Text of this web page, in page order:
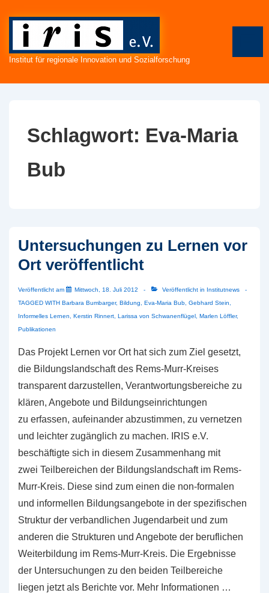
Institut für regionale Innovation und Sozialforschung
Schlagwort: Eva-Maria
Bub
Untersuchungen zu Lernen vor
Ort veröffentlicht
Veröffentlicht am Mittwoch, 18. Juli 2012 Veröffentlicht in Institutnews
TAGGED WITH Barbara Bumbarger, Bildung Eva-Maria Bub Gebhard Stein
Informelles Lernen
Kerstin Rinnert Larissa von Schwanenflügel Marlen Löffler,
Publikationen
Das Projekt Lernen vor Ort hat sich zum Ziel gesetzt,
die Bildungslandschaft des Rems-Murr-Kreises
transparent darzustellen, Verantwortungsbereiche zu
klären, Angebote und Bildungseinrichtungen
zu erfassen, aufeinander abzustimmen, zu vernetzen
und leichter zugänglich zu machen. IRIS e.V.
beschäftigte sich in diesem Zusammenhang mit
zwei Teilbereichen der Bildungslandschaft im Rems-
Murr-Kreis. Diese sind zum einen die non-formalen
und informellen Bildungsangebote in der spezifischen
Struktur der verbandlichen Jugendarbeit und zum
anderen die Strukturen und Angebote der beruflichen
Weiterbildung im Rems-Murr-Kreis. Die Ergebnisse
der Untersuchungen zu den beiden Teilbereiche
liegen jetzt als Berichte vor. Mehr Informationen …